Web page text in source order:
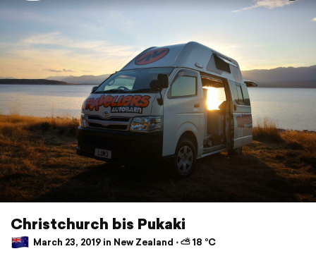
Christchurch bis Pukaki
March 23, 2019 in New Zealand ⋅ ⛅ 18 °C